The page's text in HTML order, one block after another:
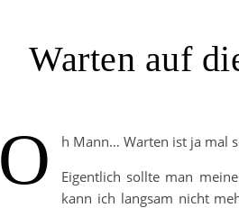
Warten auf
O
h Mann… Warten ist ja mal
Eigentlich sollte man
kann ich langsam nicht